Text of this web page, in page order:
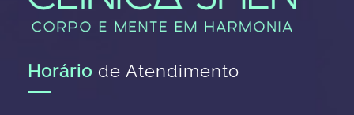
Horário de Atendimento